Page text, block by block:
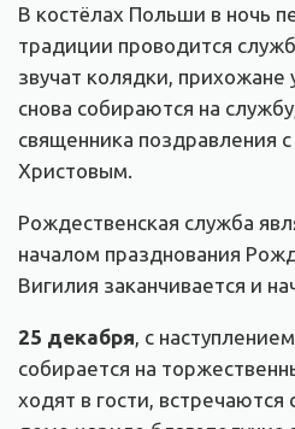
В костёлах Польши в ночь
традиции проводится
звучат колядки,
снова собираются на
священника поздравления
Христовым.
Рождественская служба
началом празднования
Вигилия заканчивается и
25 декабря, с наступлением
собирается на
ходят в гости,